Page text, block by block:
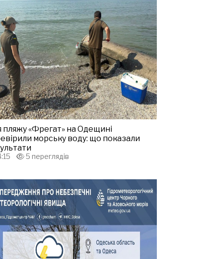
пляжу «Фрегат» на Одещині
морську воду: що показали
5 переглядів